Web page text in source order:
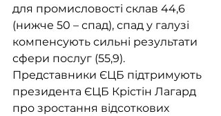
для промисловості склав 44,6
(нижче 50 – спад), спад у галузі
компенсують сильні результати
сфери послуг (55,9).
Представники ЄЦБ підтримують
президента ЄЦБ Крістін Лагард
про зростання відсоткових